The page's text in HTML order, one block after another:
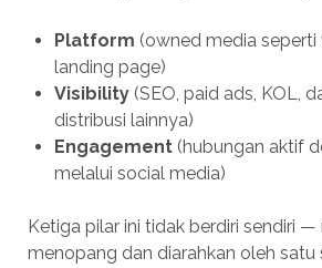
Platform (owned media seperti
landing page)
Visibility(SEO, paid ads, KOL,
distribusi lainnya)
Engagement(hubungan aktif
melalui social media)
Ketiga pilar ini tidak berdiri sendiri —
menopang dan diarahkan oleh satu